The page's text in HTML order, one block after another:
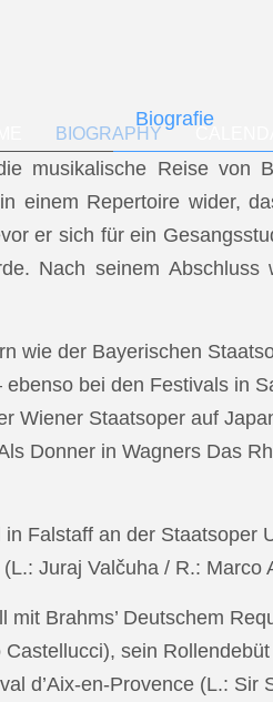
BIOGRAPHY
Biografie
musikalische Reise von
einem Repertoire wider,
er sich für ein
Nach seinem
wie der Bayerischen
bei den Festivals in
Wiener Staatsoper auf
Donner in Wagners Das
Falstaff an der
Juraj Valčuha / R.: Marco
Brahms’ Deutschem
sein
d’Aix-en-Provence (L.: